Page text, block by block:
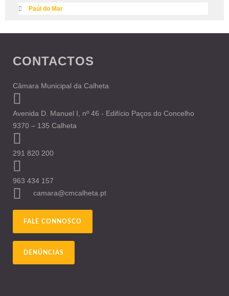
Paúl do Mar
CONTACTOS
Câmara Municipal da Calheta
Avenida D. Manuel I, nº 46 - Edifício Paços do Concelho
9370 – 135 Calheta
291 820 200
963 434 157
camara@cmcalheta.pt
FALE CONNOSCO
DENÚNCIAS